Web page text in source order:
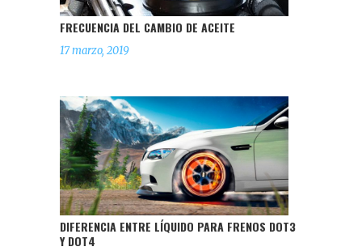
FRECUENCIA DEL CAMBIO DE ACEITE
17 marzo, 2019
DIFERENCIA ENTRE LÍQUIDO PARA FRENOS DOT3
Y DOT4